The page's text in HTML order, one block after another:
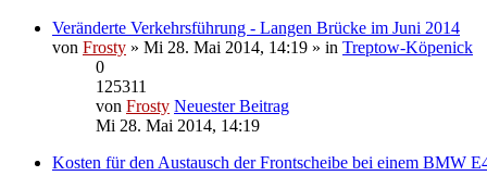
Veränderte Verkehrsführung - Langen Brücke im Juni 2014
von Frosty » Mi 28. Mai 2014, 14:19 » in Treptow-Köpenick
0
125311
von Frosty Neuester Beitrag
Mi 28. Mai 2014, 14:19
Kosten für den Austausch der Frontscheibe bei einem BMW